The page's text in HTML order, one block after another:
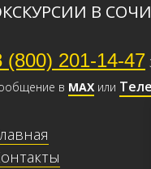
В
(800) 201-14-47
в МАХ или